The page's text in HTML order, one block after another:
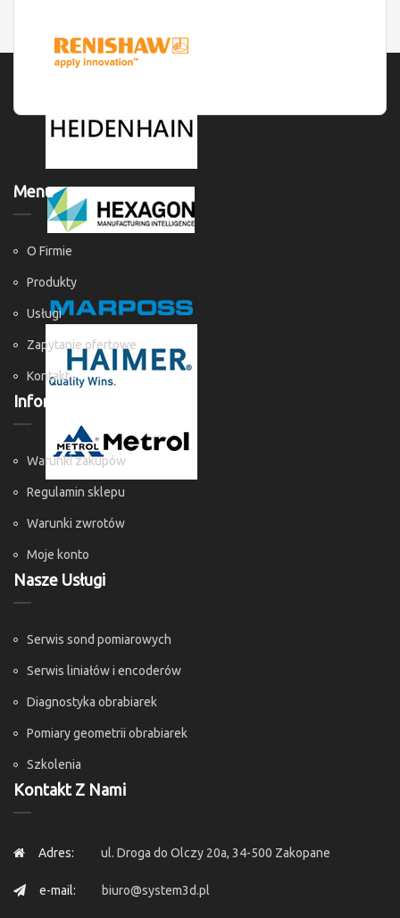
Menu
O Firmie
Produkty
Usługi
Zapytanie ofertowe
Kontakt
Informacje
Warunki zakupów
Regulamin sklepu
Warunki zwrotów
Moje konto
Nasze Usługi
Serwis sond pomiarowych
Serwis liniałów i encoderów
Diagnostyka obrabiarek
Pomiary geometrii obrabiarek
Szkolenia
Kontakt Z Nami
Adres: ul. Droga do Olczy 20a, 34-500 Zakopane
e-mail: biuro@system3d.pl